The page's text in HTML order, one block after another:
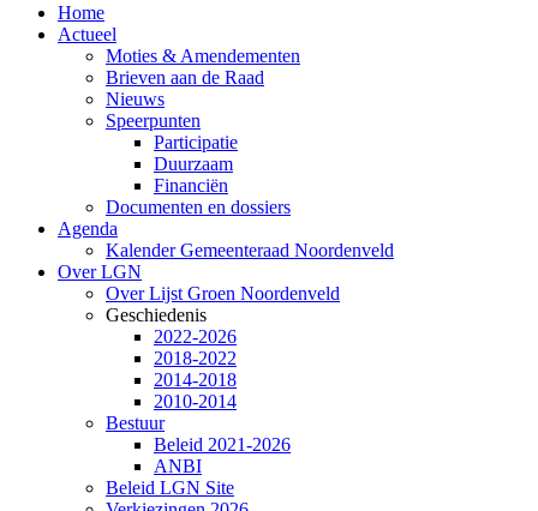
Home
Actueel
Moties & Amendementen
Brieven aan de Raad
Nieuws
Speerpunten
Participatie
Duurzaam
Financiën
Documenten en dossiers
Agenda
Kalender Gemeenteraad Noordenveld
Over LGN
Over Lijst Groen Noordenveld
Geschiedenis
2022-2026
2018-2022
2014-2018
2010-2014
Bestuur
Beleid 2021-2026
ANBI
Beleid LGN Site